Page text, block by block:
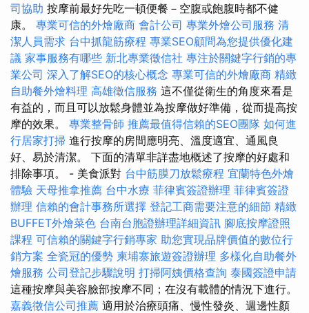
司協助 按摩前最好先吃一頓便餐－空腹或飽腹時都不健
康。 專業可信的外燴廠商 會計公司 專業外燴公司服務 清
潔人員需求 台中抓龍筋療程 專業SEO顧問為您提供優化建
議 家事服務有哪些 新北專業徵信社 專注於關鍵字行銷的專
業公司 深入了解SEO的核心概念 專業可信的外燴廠商 精緻
自助餐外燴料理 高雄徵信服務 這不僅從衛生的角度來看是
有益的，而且可以放鬆身體並為按摩做好準備，從而提高按
摩的效果。 專業整骨師 推薦最值得信賴的SEO團隊 如何進
行居家打掃 進行按摩的房間應明亮、溫度適宜、通風良
好、易於清潔。 下面的清單非詳盡地概述了按摩的好處和
排除事項。 - 美食派對 台中筋膜刀放鬆療程 宜蘭特色外燴
體驗 天母推拿推薦 台中水療 菲律賓簽證辦理 菲律賓簽證
辦理 信賴的會計事務所選擇 登記工商需要注意的細節 精緻
BUFFET外燴菜色 台南台胞證辦理詳細資訊 腳底按摩證照
課程 可信賴的關鍵字行銷專家 助您實現品牌價值的數位行
銷方案 全瓷冠的優勢 柬埔寨旅遊簽證辦理 多樣化自助餐外
燴服務 公司登記步驟說明 打掃阿姨價格查詢 泰國簽證申請
這種按摩與美容臉部按摩不同；在沒有載體的情況下進行。
嘉義徵信公司推薦 適用於治療頭痛、慢性發炎、週邊性顏